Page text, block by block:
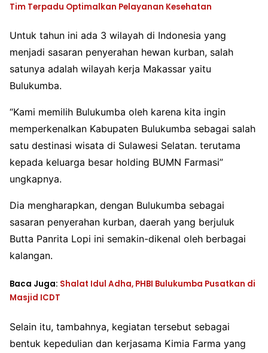
Tim Terpadu Optimalkan Pelayanan Kesehatan
Untuk tahun ini ada 3 wilayah di Indonesia yang
menjadi sasaran penyerahan hewan kurban, salah
satunya adalah wilayah kerja Makassar yaitu
Bulukumba.
“Kami memilih Bulukumba oleh karena kita ingin
memperkenalkan Kabupaten Bulukumba sebagai salah
satu destinasi wisata di Sulawesi Selatan. terutama
kepada keluarga besar holding BUMN Farmasi”
ungkapnya.
Dia mengharapkan, dengan Bulukumba sebagai
sasaran penyerahan kurban, daerah yang berjuluk
Butta Panrita Lopi ini semakin-dikenal oleh berbagai
kalangan.
Baca Juga: Shalat Idul Adha, PHBI Bulukumba Pusatkan di
Masjid ICDT
Selain itu, tambahnya, kegiatan tersebut sebagai
bentuk kepedulian dan kerjasama Kimia Farma yang